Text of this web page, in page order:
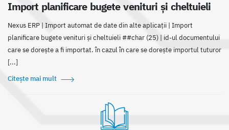
Import planificare bugete venituri și cheltuieli
Nexus ERP | Import automat de date din alte aplicații | Import
planificare bugete venituri și cheltuieli ##char (25) | id-ul documentului
care se dorește a fi importat. în cazul în care se dorește importul tuturor
[...]
Citește mai mult